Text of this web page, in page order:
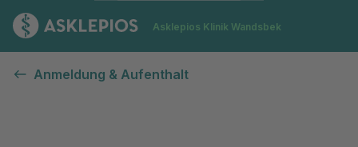
Zur Startseite
Asklepios Klinik Wandsbek
Anmeldung & Aufenthalt